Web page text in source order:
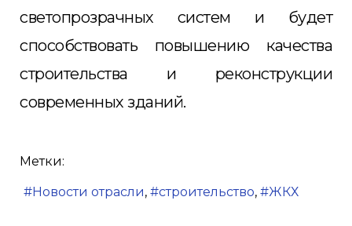
светопрозрачных систем и будет
способствовать повышению качества
строительства и реконструкции
современных зданий.
Метки:
Новости отрасли строительство ЖКХ